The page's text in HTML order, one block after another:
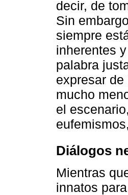
decir, de
Sin
siempre
inherentes
palabra
expresar
mucho
el
Diálogos
Mientras
innatos